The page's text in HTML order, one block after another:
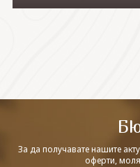
За да получавате нашите
оферти,